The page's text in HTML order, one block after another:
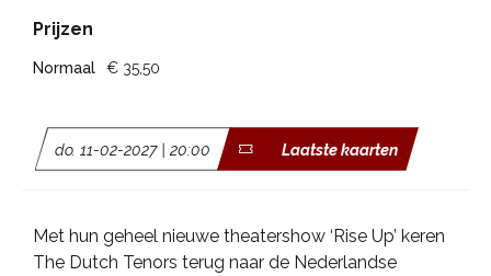
Met hun geheel nieuwe theatershow ‘Rise Up’ keren
The Dutch Tenors terug naar de Nederlandse
do. 11-02-2027 | 20:00 Laatste kaarten
Prijzen
Normaal € 35,50